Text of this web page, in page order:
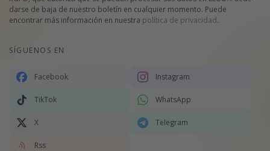
darse de baja de nuestro boletín en cualquier momento. Puede
encontrar más información en nuestra política de privacidad.
SÍGUENOS EN
Facebook Instagram
TikTok WhatsApp
X Telegram
Rss